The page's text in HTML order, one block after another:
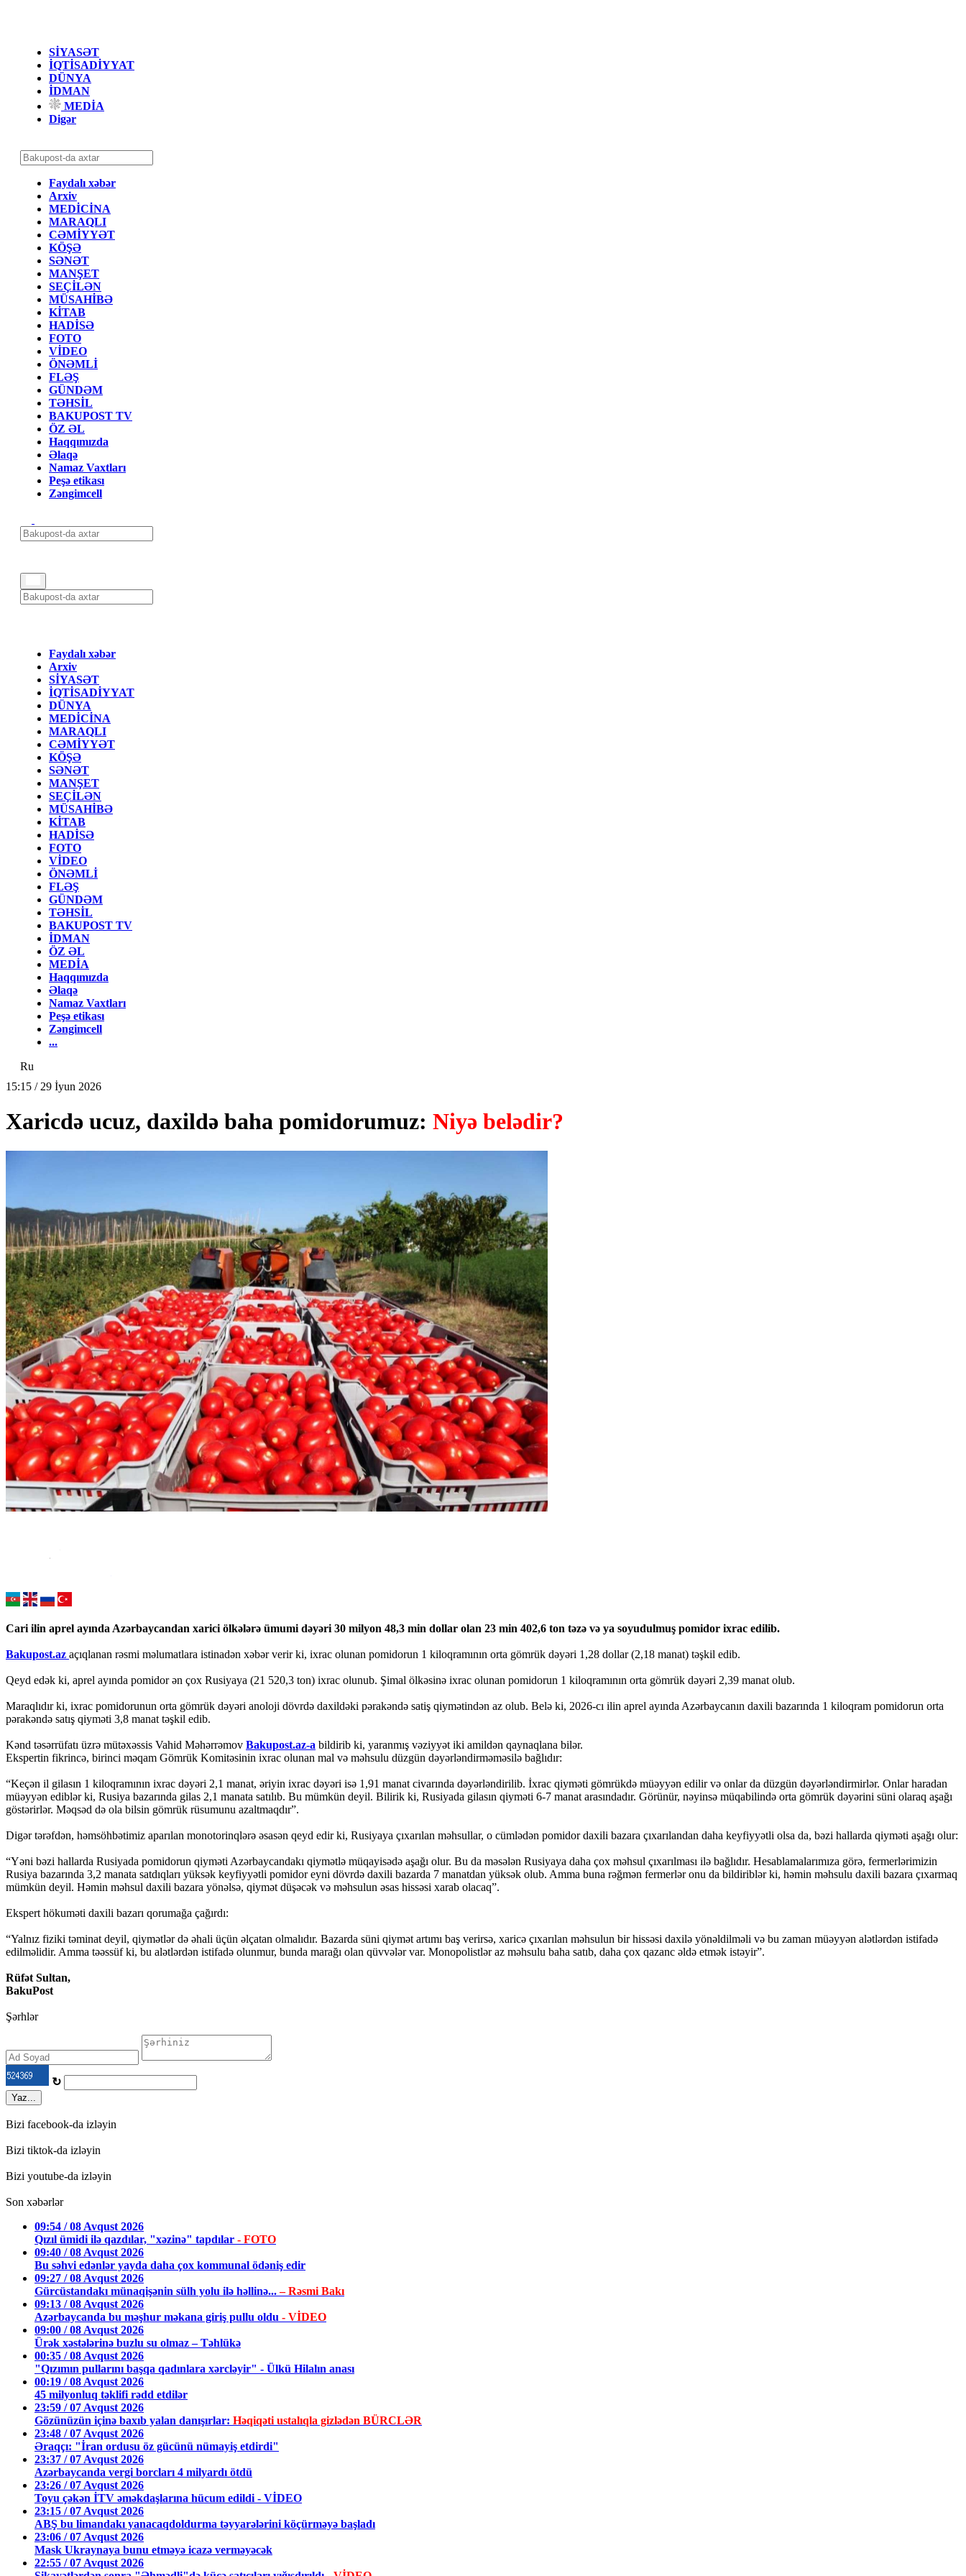
SİYASƏT
İQTİSADİYYAT
DÜNYA
İDMAN
MEDİA
Digər
Faydalı xəbər
Arxiv
MEDİCİNA
MARAQLI
CƏMİYYƏT
KÖŞƏ
SƏNƏT
MANŞET
SEÇİLƏN
MÜSAHİBƏ
KİTAB
HADİSƏ
FOTO
VİDEO
ÖNƏMLİ
FLƏŞ
GÜNDƏM
TƏHSİL
BAKUPOST TV
ÖZ ƏL
Haqqımızda
Əlaqə
Namaz Vaxtları
Peşə etikası
Zəngimcell
Faydalı xəbər
Arxiv
SİYASƏT
İQTİSADİYYAT
DÜNYA
MEDİCİNA
MARAQLI
CƏMİYYƏT
KÖŞƏ
SƏNƏT
MANŞET
SEÇİLƏN
MÜSAHİBƏ
KİTAB
HADİSƏ
FOTO
VİDEO
ÖNƏMLİ
FLƏŞ
GÜNDƏM
TƏHSİL
BAKUPOST TV
İDMAN
ÖZ ƏL
MEDİA
Haqqımızda
Əlaqə
Namaz Vaxtları
Peşə etikası
Zəngimcell
...
Ru
15:15 / 29 İyun 2026
Xaricdə ucuz, daxildə baha pomidorumuz: Niyə belədir?
Cari ilin aprel ayında Azərbaycandan xarici ölkələrə ümumi dəyəri 30 milyon 48,3 min dollar olan 23 min 402,6 ton təzə və ya soyudulmuş pomidor ixrac edilib.
Bakupost.az açıqlanan rəsmi məlumatlara istinadən xəbər verir ki, ixrac olunan pomidorun 1 kiloqramının orta gömrük dəyəri 1,28 dollar (2,18 manat) təşkil edib.
Qeyd edək ki, aprel ayında pomidor ən çox Rusiyaya (21 520,3 ton) ixrac olunub. Şimal ölkəsinə ixrac olunan pomidorun 1 kiloqramının orta gömrük dəyəri 2,39 manat olub.
Maraqlıdır ki, ixrac pomidorunun orta gömrük dəyəri anoloji dövrdə daxildəki pərakəndə satiş qiymətindən az olub. Belə ki, 2026-cı ilin aprel ayında Azərbaycanın daxili bazarında 1 kiloqram pomidorun orta
pərakəndə satış qiyməti 3,8 manat təşkil edib.
Kənd təsərrüfatı üzrə mütəxəssis Vahid Məhərrəmov Bakupost.az-a bildirib ki, yaranmış vəziyyət iki amildən qaynaqlana bilər.
Ekspertin fikrincə, birinci məqam Gömrük Komitəsinin ixrac olunan mal və məhsulu düzgün dəyərləndirməməsilə bağlıdır:
“Keçən il gilasın 1 kiloqramının ixrac dəyəri 2,1 manat, əriyin ixrac dəyəri isə 1,91 manat civarında dəyərləndirilib. İxrac qiyməti gömrükdə müəyyən edilir və onlar da düzgün dəyərləndirmirlər. Onlar haradan
müəyyən ediblər ki, Rusiya bazarında gilas 2,1 manata satılıb. Bu mümkün deyil. Bilirik ki, Rusiyada gilasın qiyməti 6-7 manat arasındadır. Görünür, nəyinsə müqabilində orta gömrük dəyərini süni olaraq aşağı
göstərirlər. Məqsəd də ola bilsin gömrük rüsumunu azaltmaqdır”.
Digər tərəfdən, həmsöhbətimiz aparılan monotorinqlərə əsasən qeyd edir ki, Rusiyaya çıxarılan məhsullar, o cümlədən pomidor daxili bazara çıxarılandan daha keyfiyyətli olsa da, bəzi hallarda qiyməti aşağı olur:
“Yəni bəzi hallarda Rusiyada pomidorun qiyməti Azərbaycandakı qiymətlə müqayisədə aşağı olur. Bu da məsələn Rusiyaya daha çox məhsul çıxarılması ilə bağlıdır. Hesablamalarımıza görə, fermerlərimizin
Rusiya bazarında 3,2 manata satdıqları yüksək keyfiyyətli pomidor eyni dövrdə daxili bazarda 7 manatdan yüksək olub. Amma buna rəğmən fermerlər onu da bildiriblər ki, həmin məhsulu daxili bazara çıxarmaq
mümkün deyil. Həmin məhsul daxili bazara yönəlsə, qiymət düşəcək və məhsulun əsas hissəsi xarab olacaq”.
Ekspert hökuməti daxili bazarı qorumağa çağırdı:
“Yalnız fiziki təminat deyil, qiymətlər də əhali üçün əlçatan olmalıdır. Bazarda süni qiymət artımı baş verirsə, xaricə çıxarılan məhsulun bir hissəsi daxilə yönəldilməli və bu zaman müəyyən alətlərdən istifadə
edilməlidir. Amma təəssüf ki, bu alətlərdən istifadə olunmur, bunda marağı olan qüvvələr var. Monopolistlər az məhsulu baha satıb, daha çox qazanc əldə etmək istəyir”.
Rüfət Sultan,
BakuPost
Şərhlər
↻
Yaz...
Bizi facebook-da izləyin
Bizi tiktok-da izləyin
Bizi youtube-da izləyin
Son xəbərlər
09:54 / 08 Avqust 2026
Qızıl ümidi ilə qazdılar, "xəzinə" tapdılar - FOTO
09:40 / 08 Avqust 2026
Bu səhvi edənlər yayda daha çox kommunal ödəniş edir
09:27 / 08 Avqust 2026
Gürcüstandakı münaqişənin sülh yolu ilə həllinə...– Rəsmi Bakı
09:13 / 08 Avqust 2026
Azərbaycanda bu məşhur məkana giriş pullu oldu - VİDEO
09:00 / 08 Avqust 2026
Ürək xəstələrinə buzlu su olmaz – Təhlükə
00:35 / 08 Avqust 2026
"Qızımın pullarını başqa qadınlara xərcləyir" - Ülkü Hilalın anası
00:19 / 08 Avqust 2026
45 milyonluq təklifi rədd etdilər
23:59 / 07 Avqust 2026
Gözünüzün içinə baxıb yalan danışırlar: Həqiqəti ustalıqla gizlədən BÜRCLƏR
23:48 / 07 Avqust 2026
Əraqçı: "İran ordusu öz gücünü nümayiş etdirdi"
23:37 / 07 Avqust 2026
Azərbaycanda vergi borcları 4 milyardı ötdü
23:26 / 07 Avqust 2026
Toyu çəkən İTV əməkdaşlarına hücum edildi - VİDEO
23:15 / 07 Avqust 2026
ABŞ bu limandakı yanacaqdoldurma təyyarələrini köçürməyə başladı
23:06 / 07 Avqust 2026
Mask Ukraynaya bunu etməyə icazə verməyəcək
22:55 / 07 Avqust 2026